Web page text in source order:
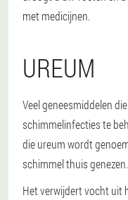
met medicijnen.
UREUM
Veel geneesmiddelen
schimmelinfecties te
die ureum wordt
schimmel thuis genezen.
Het verwijdert vocht uit